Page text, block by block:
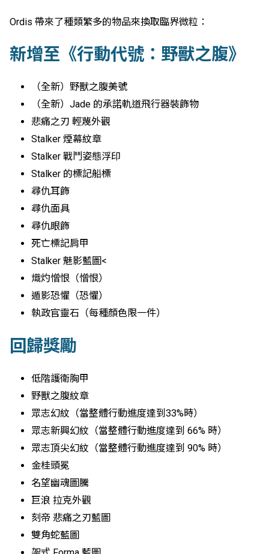
Ordis 帶來了種類繁多的物品來換取臨界微粒：
新增至《行動代號：野獸之腹》
（全新）野獸之腹美號
（全新）Jade 的承諾軌道飛行器裝飾物
悲痛之刃 輕蔑外觀
Stalker 煙幕紋章
Stalker 戰鬥姿態浮印
Stalker 的標記船標
尋仇耳飾
尋仇面具
尋仇眼飾
死亡標記肩甲
Stalker 魅影藍圖<
熾灼憎恨（憎恨）
遁影恐懼（恐懼）
執政官靈石（每種顏色限一件）
回歸獎勵
低階護衛胸甲
野獸之腹紋章
眾志幻紋（當整體行動進度達到33%時）
眾志新興幻紋（當整體行動進度達到 66% 時）
眾志頂尖幻紋（當整體行動進度達到 90% 時）
金桂頭冕
名望幽魂圖騰
巨浪 拉克外觀
刻帝 悲痛之刃藍圖
雙角蛇藍圖